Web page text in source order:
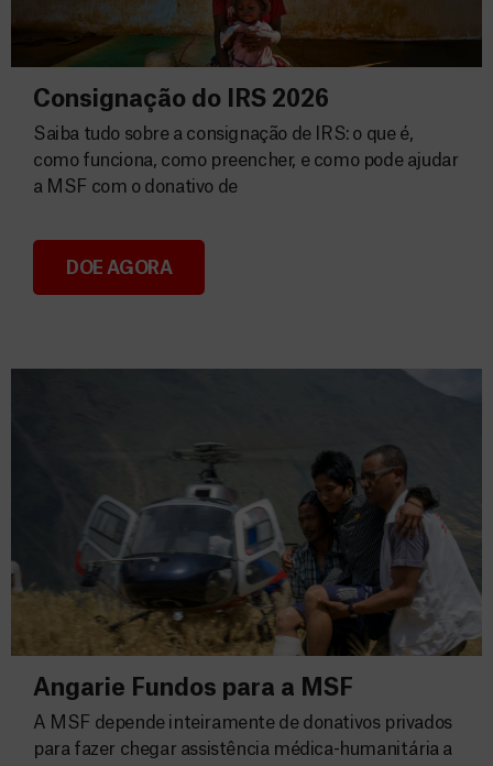
Consignação do IRS 2026
Consignação do IRS 2026
Saiba tudo sobre a consignação de IRS: o que é,
como funciona, como preencher, e como pode ajudar
a MSF com o donativo de
DOE AGORA
Angarie Fundos para a MSF
A MSF depende inteiramente de donativos privados
para fazer chegar assistência médica-humanitária a